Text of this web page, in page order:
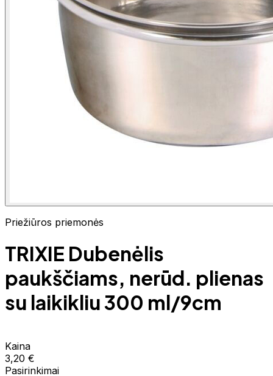
Priežiūros priemonės
TRIXIE Dubenėlis
paukščiams, nerūd. plienas
su laikikliu 300 ml/9cm
Kaina
3,20 €
Pasirinkimai